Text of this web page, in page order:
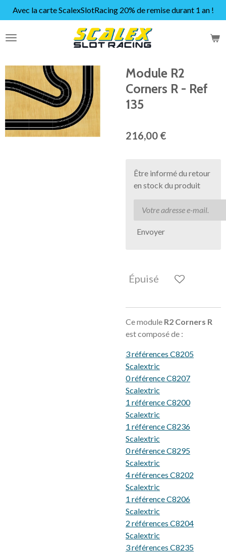
Passer
au
contenu
Avec la carte ScalexSlotRacing 20% de remise durant 1 an !
Module R2
Corners R - Ref
135
216,00 €
Être informé du retour
en stock du produit
Envoyer
Épuisé
Ce module R2 Corners R
est composé de :
3 références C8205
Scalextric
0 référence C8207
Scalextric
1 référence C8200
Scalextric
1 référence C8236
Scalextric
0 référence C8295
Scalextric
4 références C8202
Scalextric
1 référence C8206
Scalextric
2 références C8204
Scalextric
3 références C8235